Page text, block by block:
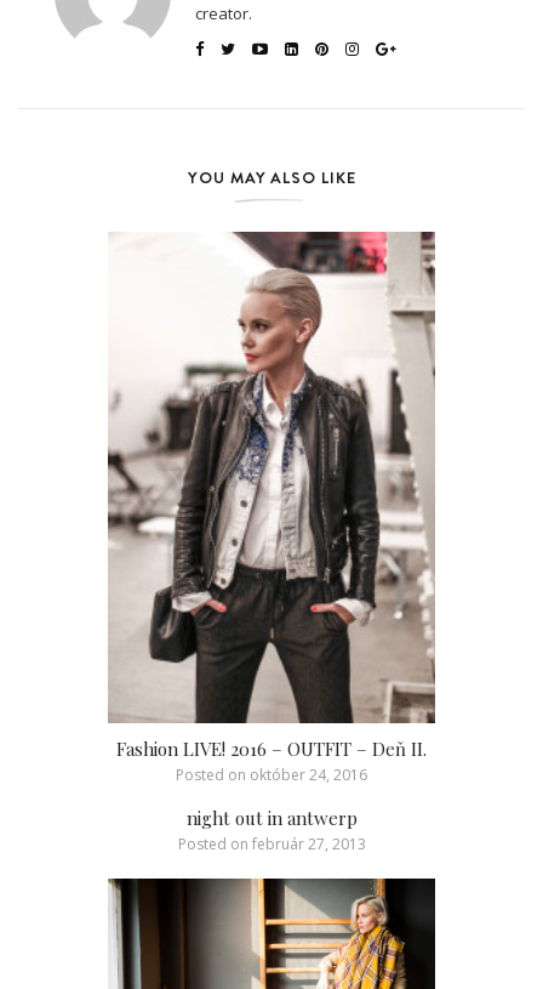
creator.
YOU MAY ALSO LIKE
Fashion LIVE! 2016 – OUTFIT – Deň II.
Posted on október 24, 2016
night out in antwerp
Posted on február 27, 2013